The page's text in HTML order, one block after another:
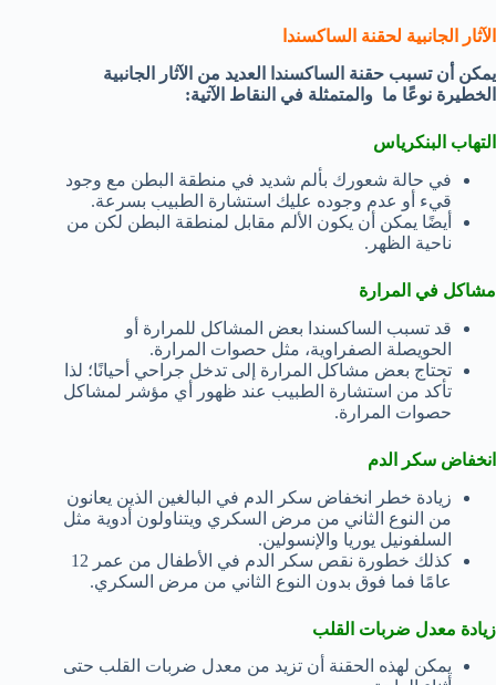
الآثار الجانبية لحقنة الساكسندا
يمكن أن تسبب حقنة الساكسندا العديد من الآثار الجانبية
الخطيرة نوعًا ما والمتمثلة في النقاط الآتية:
التهاب البنكرياس
في حالة شعورك بألم شديد في منطقة البطن مع وجود
قيء أو عدم وجوده عليك استشارة الطبيب بسرعة.
أيضًا يمكن أن يكون الألم مقابل لمنطقة البطن لكن من
ناحية الظهر.
مشاكل في المرارة
قد تسبب الساكسندا بعض المشاكل للمرارة أو
الحويصلة الصفراوية، مثل حصوات المرارة.
تحتاج بعض مشاكل المرارة إلى تدخل جراحي أحيانًا؛ لذا
تأكد من استشارة الطبيب عند ظهور أي مؤشر لمشاكل
حصوات المرارة.
انخفاض سكر الدم
زيادة خطر انخفاض سكر الدم في البالغين الذين يعانون
من النوع الثاني من مرض السكري ويتناولون أدوية مثل
السلفونيل يوريا والإنسولين.
كذلك خطورة نقص سكر الدم في الأطفال من عمر 12
عامًا فما فوق بدون النوع الثاني من مرض السكري.
زيادة معدل ضربات القلب
يمكن لهذه الحقنة أن تزيد من معدل ضربات القلب حتى